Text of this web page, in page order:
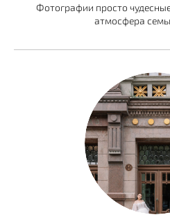
Фотографии просто
атмосфера